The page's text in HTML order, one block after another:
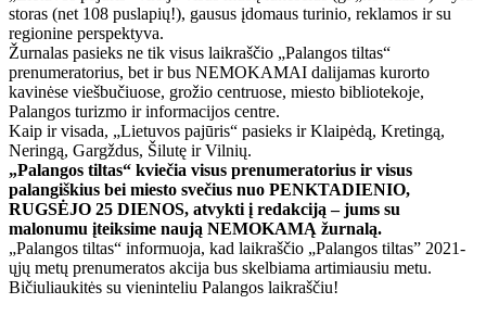
storas (net 108 puslapių!), gausus įdomaus turinio, reklamos ir su
regionine perspektyva.
Žurnalas pasieks ne tik visus laikraščio „Palangos tiltas“
prenumeratorius, bet ir bus NEMOKAMAI dalijamas kurorto
kavinėse viešbučiuose, grožio centruose, miesto bibliotekoje,
Palangos turizmo ir informacijos centre.
Kaip ir visada, „Lietuvos pajūris“ pasieks ir Klaipėdą, Kretingą,
Neringą, Gargždus, Šilutę ir Vilnių.
„Palangos tiltas“ kviečia visus prenumeratorius ir visus
palangiškius bei miesto svečius nuo PENKTADIENIO,
RUGSĖJO 25 DIENOS, atvykti į redakciją – jums su
malonumu įteiksime naują NEMOKAMĄ žurnalą.
„Palangos tiltas“ informuoja, kad laikraščio „Palangos tiltas” 2021-
ųjų metų prenumeratos akcija bus skelbiama artimiausiu metu.
Bičiuliaukitės su vieninteliu Palangos laikraščiu!